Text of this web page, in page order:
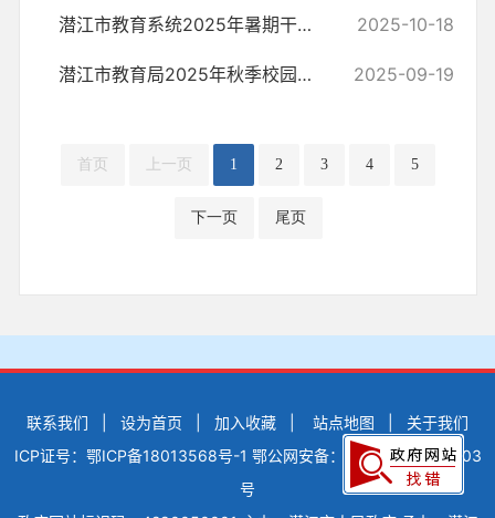
潜江市教育系统2025年暑期干部集训通知 2025-10-18
潜江市教育局2025年秋季校园招聘教师公告 2025-09-19
首页 上一页 1 2 3 4 5
下一页 尾页
联系我们 设为首页 加入收藏 站点地图
关于我们
ICP证号：鄂ICP备18013568号-1 鄂公网安备：42900502000503
号